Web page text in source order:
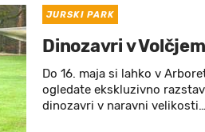
JURSKI PARK
Dinozavri v
Do 16. maja si lahko v
ogledate ekskluzivno
dinozavri v naravni velikosti…